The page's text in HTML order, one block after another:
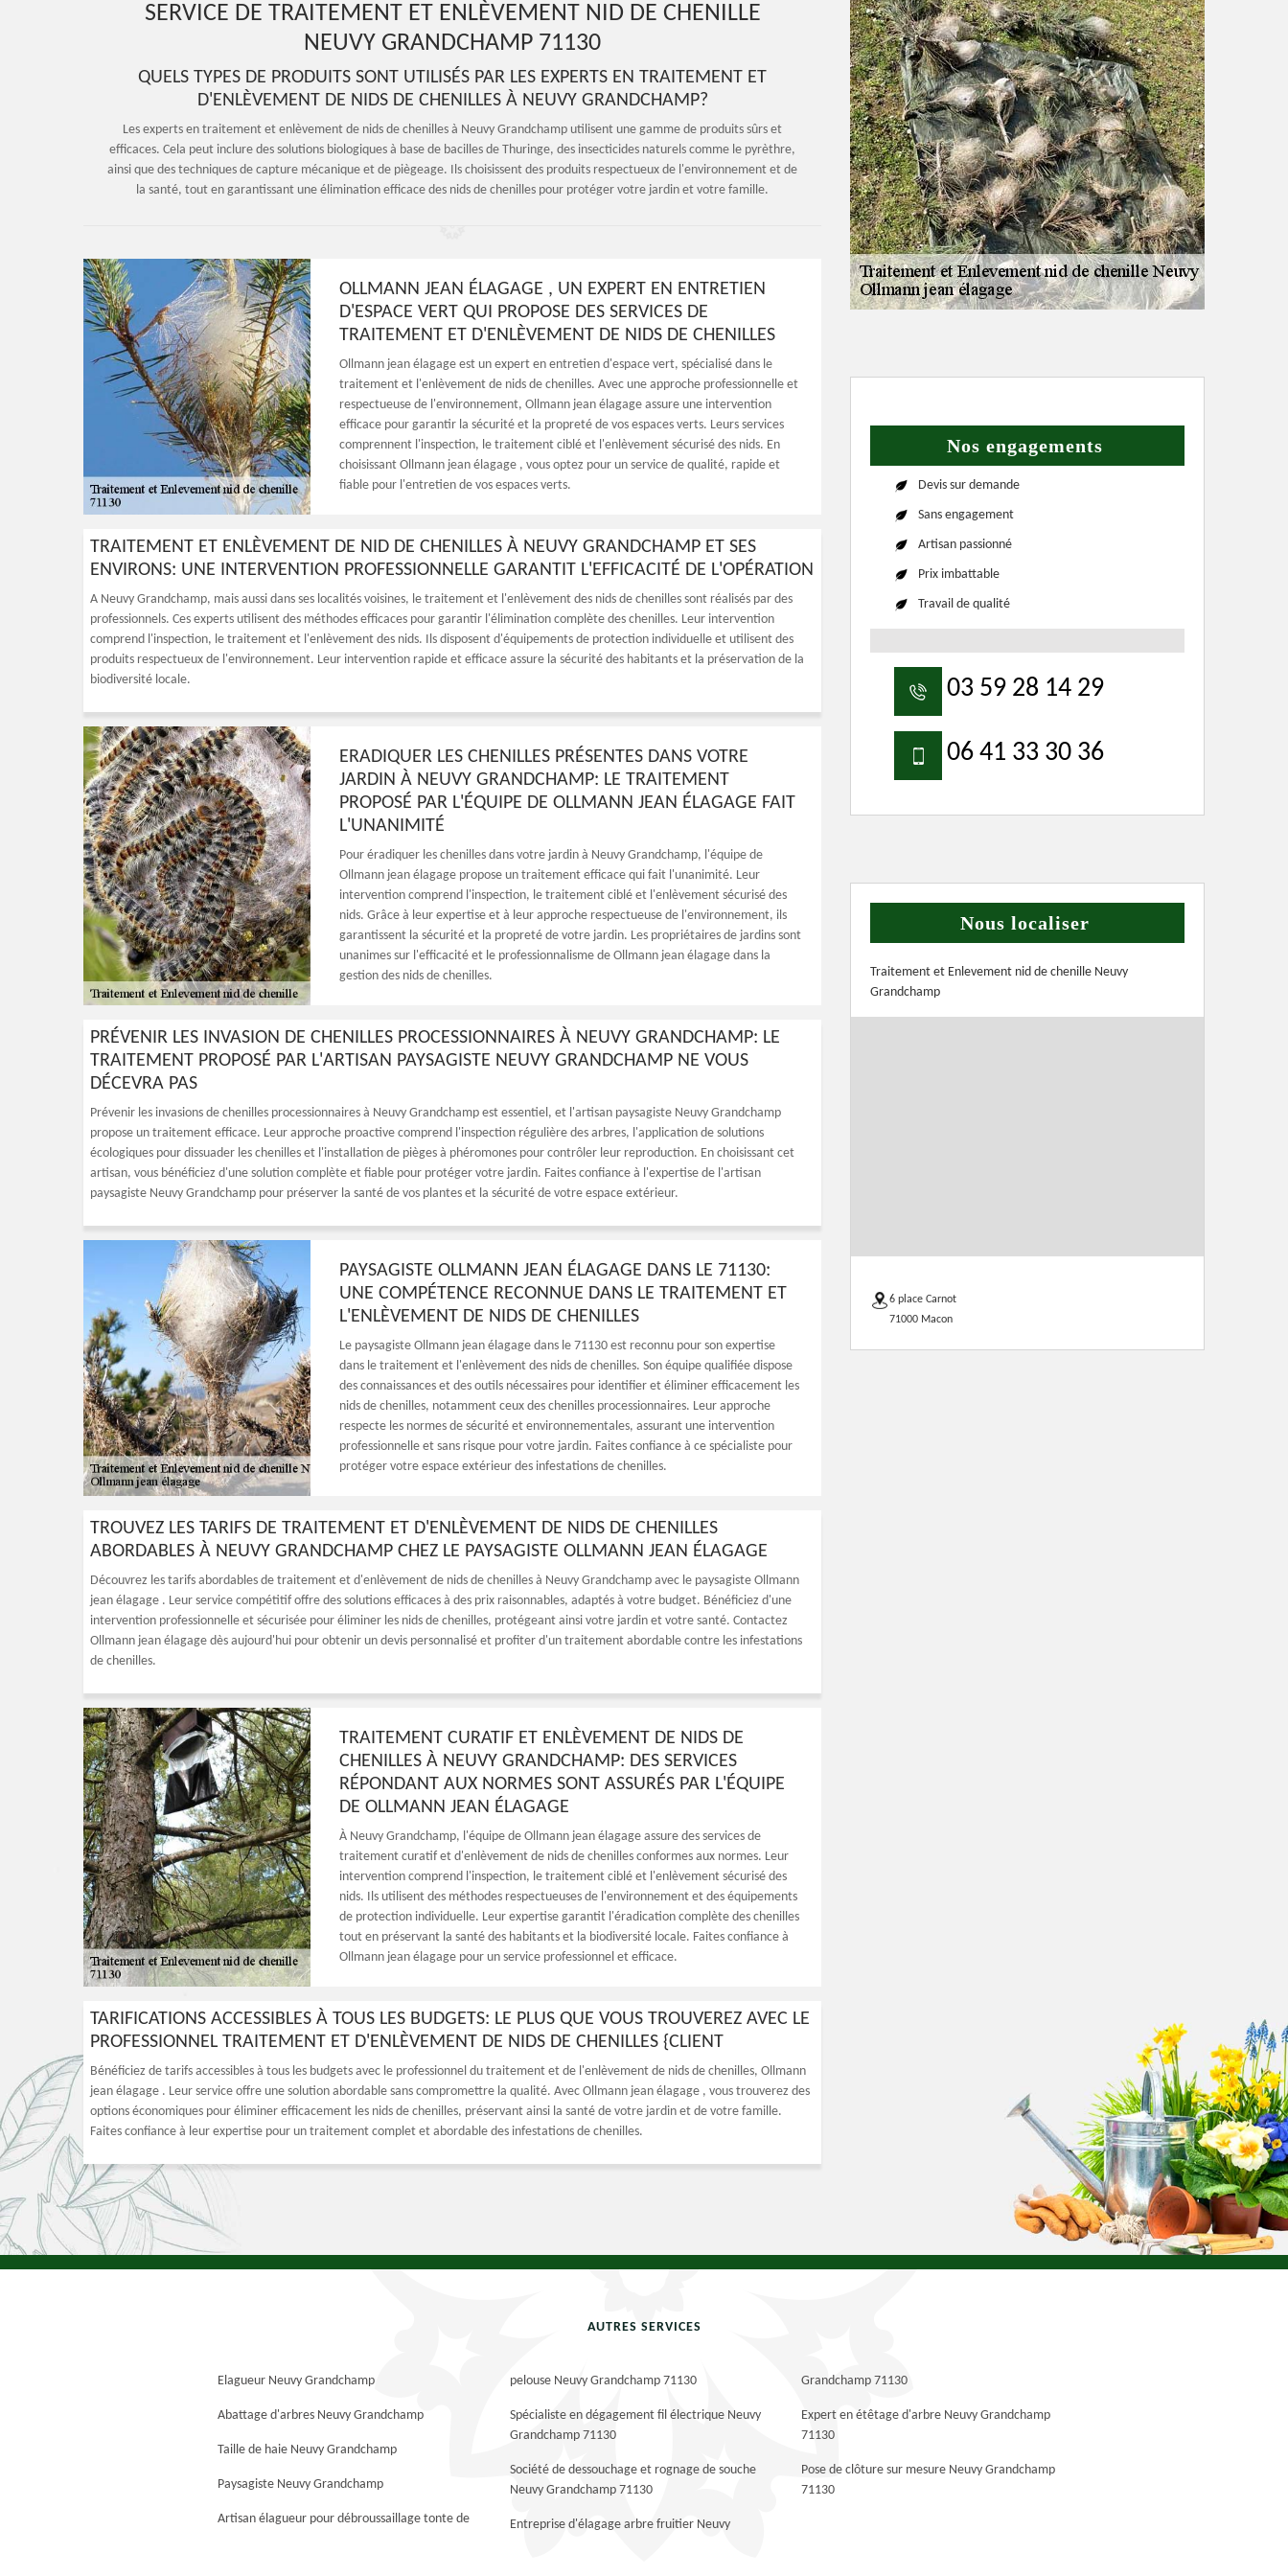
SERVICE DE TRAITEMENT ET ENLÈVEMENT NID DE CHENILLE
NEUVY GRANDCHAMP 71130
QUELS TYPES DE PRODUITS SONT UTILISÉS PAR LES EXPERTS EN TRAITEMENT ET
D'ENLÈVEMENT DE NIDS DE CHENILLES À NEUVY GRANDCHAMP?
Les experts en traitement et enlèvement de nids de chenilles à Neuvy Grandchamp utilisent une gamme de produits sûrs et
efficaces. Cela peut inclure des solutions biologiques à base de bacilles de Thuringe, des insecticides naturels comme le pyrèthre,
ainsi que des techniques de capture mécanique et de piègeage. Ils choisissent des produits respectueux de l'environnement et de
la santé, tout en garantissant une élimination efficace des nids de chenilles pour protéger votre jardin et votre famille.
OLLMANN JEAN ÉLAGAGE , UN EXPERT EN ENTRETIEN
D'ESPACE VERT QUI PROPOSE DES SERVICES DE
TRAITEMENT ET D'ENLÈVEMENT DE NIDS DE CHENILLES
Ollmann jean élagage est un expert en entretien d'espace vert, spécialisé dans le
traitement et l'enlèvement de nids de chenilles. Avec une approche professionnelle et
respectueuse de l'environnement, Ollmann jean élagage assure une intervention
efficace pour garantir la sécurité et la propreté de vos espaces verts. Leurs services
comprennent l'inspection, le traitement ciblé et l'enlèvement sécurisé des nids. En
choisissant Ollmann jean élagage , vous optez pour un service de qualité, rapide et
fiable pour l'entretien de vos espaces verts.
TRAITEMENT ET ENLÈVEMENT DE NID DE CHENILLES À NEUVY GRANDCHAMP ET SES
ENVIRONS: UNE INTERVENTION PROFESSIONNELLE GARANTIT L'EFFICACITÉ DE L'OPÉRATION
A Neuvy Grandchamp, mais aussi dans ses localités voisines, le traitement et l'enlèvement des nids de chenilles sont réalisés par des
professionnels. Ces experts utilisent des méthodes efficaces pour garantir l'élimination complète des chenilles. Leur intervention
comprend l'inspection, le traitement et l'enlèvement des nids. Ils disposent d'équipements de protection individuelle et utilisent des
produits respectueux de l'environnement. Leur intervention rapide et efficace assure la sécurité des habitants et la préservation de la
biodiversité locale.
ERADIQUER LES CHENILLES PRÉSENTES DANS VOTRE
JARDIN À NEUVY GRANDCHAMP: LE TRAITEMENT
PROPOSÉ PAR L'ÉQUIPE DE OLLMANN JEAN ÉLAGAGE FAIT
L'UNANIMITÉ
Pour éradiquer les chenilles dans votre jardin à Neuvy Grandchamp, l'équipe de
Ollmann jean élagage propose un traitement efficace qui fait l'unanimité. Leur
intervention comprend l'inspection, le traitement ciblé et l'enlèvement sécurisé des
nids. Grâce à leur expertise et à leur approche respectueuse de l'environnement, ils
garantissent la sécurité et la propreté de votre jardin. Les propriétaires de jardins sont
unanimes sur l'efficacité et le professionnalisme de Ollmann jean élagage dans la
gestion des nids de chenilles.
PRÉVENIR LES INVASION DE CHENILLES PROCESSIONNAIRES À NEUVY GRANDCHAMP: LE
TRAITEMENT PROPOSÉ PAR L'ARTISAN PAYSAGISTE NEUVY GRANDCHAMP NE VOUS
DÉCEVRA PAS
Prévenir les invasions de chenilles processionnaires à Neuvy Grandchamp est essentiel, et l'artisan paysagiste Neuvy Grandchamp
propose un traitement efficace. Leur approche proactive comprend l'inspection régulière des arbres, l'application de solutions
écologiques pour dissuader les chenilles et l'installation de pièges à phéromones pour contrôler leur reproduction. En choisissant cet
artisan, vous bénéficiez d'une solution complète et fiable pour protéger votre jardin. Faites confiance à l'expertise de l'artisan
paysagiste Neuvy Grandchamp pour préserver la santé de vos plantes et la sécurité de votre espace extérieur.
PAYSAGISTE OLLMANN JEAN ÉLAGAGE DANS LE 71130:
UNE COMPÉTENCE RECONNUE DANS LE TRAITEMENT ET
L'ENLÈVEMENT DE NIDS DE CHENILLES
Le paysagiste Ollmann jean élagage dans le 71130 est reconnu pour son expertise
dans le traitement et l'enlèvement des nids de chenilles. Son équipe qualifiée dispose
des connaissances et des outils nécessaires pour identifier et éliminer efficacement les
nids de chenilles, notamment ceux des chenilles processionnaires. Leur approche
respecte les normes de sécurité et environnementales, assurant une intervention
professionnelle et sans risque pour votre jardin. Faites confiance à ce spécialiste pour
protéger votre espace extérieur des infestations de chenilles.
TROUVEZ LES TARIFS DE TRAITEMENT ET D'ENLÈVEMENT DE NIDS DE CHENILLES
ABORDABLES À NEUVY GRANDCHAMP CHEZ LE PAYSAGISTE OLLMANN JEAN ÉLAGAGE
Découvrez les tarifs abordables de traitement et d'enlèvement de nids de chenilles à Neuvy Grandchamp avec le paysagiste Ollmann
jean élagage . Leur service compétitif offre des solutions efficaces à des prix raisonnables, adaptés à votre budget. Bénéficiez d'une
intervention professionnelle et sécurisée pour éliminer les nids de chenilles, protégeant ainsi votre jardin et votre santé. Contactez
Ollmann jean élagage dès aujourd'hui pour obtenir un devis personnalisé et profiter d'un traitement abordable contre les infestations
de chenilles.
TRAITEMENT CURATIF ET ENLÈVEMENT DE NIDS DE
CHENILLES À NEUVY GRANDCHAMP: DES SERVICES
RÉPONDANT AUX NORMES SONT ASSURÉS PAR L'ÉQUIPE
DE OLLMANN JEAN ÉLAGAGE
À Neuvy Grandchamp, l'équipe de Ollmann jean élagage assure des services de
traitement curatif et d'enlèvement de nids de chenilles conformes aux normes. Leur
intervention comprend l'inspection, le traitement ciblé et l'enlèvement sécurisé des
nids. Ils utilisent des méthodes respectueuses de l'environnement et des équipements
de protection individuelle. Leur expertise garantit l'éradication complète des chenilles
tout en préservant la santé des habitants et la biodiversité locale. Faites confiance à
Ollmann jean élagage pour un service professionnel et efficace.
TARIFICATIONS ACCESSIBLES À TOUS LES BUDGETS: LE PLUS QUE VOUS TROUVEREZ AVEC LE
PROFESSIONNEL TRAITEMENT ET D'ENLÈVEMENT DE NIDS DE CHENILLES {CLIENT
Bénéficiez de tarifs accessibles à tous les budgets avec le professionnel du traitement et de l'enlèvement de nids de chenilles, Ollmann
jean élagage . Leur service offre une solution abordable sans compromettre la qualité. Avec Ollmann jean élagage , vous trouverez des
options économiques pour éliminer efficacement les nids de chenilles, préservant ainsi la santé de votre jardin et de votre famille.
Faites confiance à leur expertise pour un traitement complet et abordable des infestations de chenilles.
Nos engagements
Devis sur demande
Sans engagement
Artisan passionné
Prix imbattable
Travail de qualité
03 59 28 14 29
06 41 33 30 36
Nous localiser
Traitement et Enlevement nid de chenille Neuvy
Grandchamp
6 place Carnot
71000 Macon
AUTRES SERVICES
Elagueur Neuvy Grandchamp
Abattage d'arbres Neuvy Grandchamp
Taille de haie Neuvy Grandchamp
Paysagiste Neuvy Grandchamp
Artisan élagueur pour débroussaillage tonte de
pelouse Neuvy Grandchamp 71130
Spécialiste en dégagement fil électrique Neuvy
Grandchamp 71130
Société de dessouchage et rognage de souche
Neuvy Grandchamp 71130
Entreprise d'élagage arbre fruitier Neuvy
Grandchamp 71130
Expert en étêtage d'arbre Neuvy Grandchamp
71130
Pose de clôture sur mesure Neuvy Grandchamp
71130